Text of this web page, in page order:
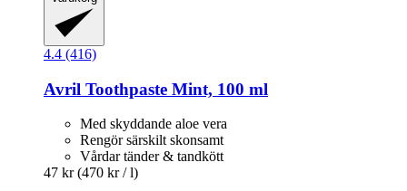
4.4 (416)
Avril Toothpaste Mint, 100 ml
Med skyddande aloe vera
Rengör särskilt skonsamt
Vårdar tänder & tandkött
47 kr (470 kr / l)